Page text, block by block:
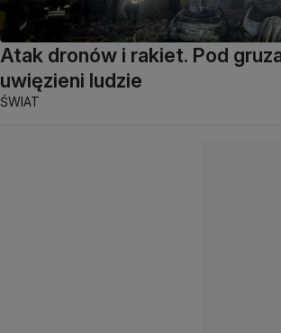
Atak dronów i rakiet. Pod
uwięzieni ludzie
ŚWIAT